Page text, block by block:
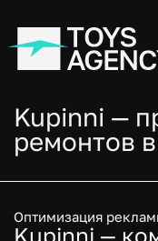
Kupinni —
ремонтов
Оптимизация
Kupinni —